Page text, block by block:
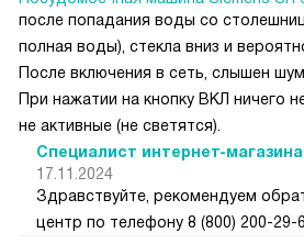
после попадания воды со
полная воды), стекла вниз и
После включения в сеть, слышен
При нажатии на кнопку ВКЛ ничего
не активные (не светятся).
Специалист интернет-магазина
17.11.2024
Здравствуйте, рекомендуем
центр по телефону 8 (800) 200-29-